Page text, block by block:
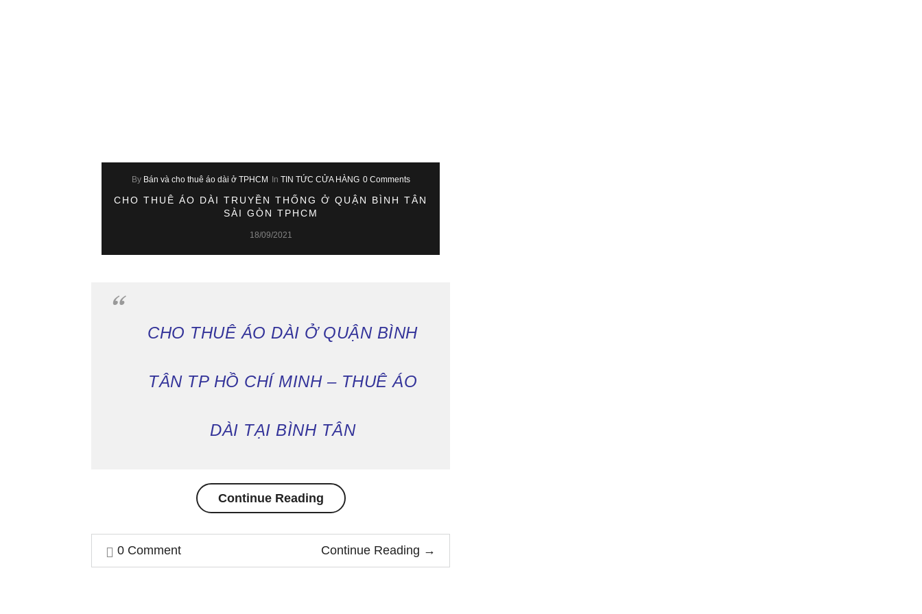
By Bán và cho thuê áo dài ở TPHCM In TIN TỨC CỬA HÀNG 0 Comments
CHO THUÊ ÁO DÀI TRUYỀN THỐNG Ở QUẬN BÌNH TÂN
SÀI GÒN TPHCM
18/09/2021
CHO THUÊ ÁO DÀI Ở QUẬN BÌNH
TÂN TP HỒ CHÍ MINH – THUÊ ÁO
DÀI TẠI BÌNH TÂN
Continue Reading“Cho
áo
0 Comment Continue Reading →